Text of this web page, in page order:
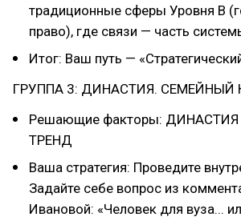
традиционные сферы Уровня В
право), где связи — часть
Итог: Ваш путь —
ГРУППА 3: ДИНАСТИЯ. СЕМЕЙНЫЙ
Решающие факторы: ДИНАСТИЯ
ТРЕНД
Ваша стратегия: Проведите
Задайте себе вопрос из
Ивановой: «Человек для вуза...